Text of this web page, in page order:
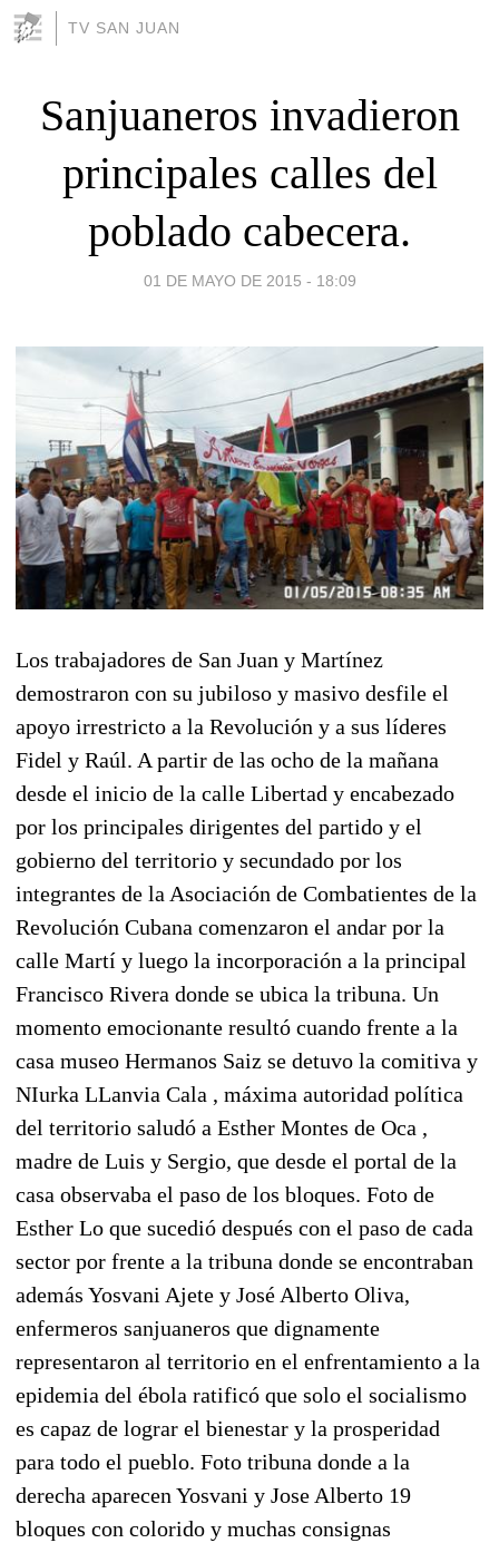
TV SAN JUAN
Sanjuaneros invadieron
principales calles del
poblado cabecera.
01 DE MAYO DE 2015 - 18:09
Los trabajadores de San Juan y Martínez
demostraron con su jubiloso y masivo desfile el
apoyo irrestricto a la Revolución y a sus líderes
Fidel y Raúl. A partir de las ocho de la mañana
desde el inicio de la calle Libertad y encabezado
por los principales dirigentes del partido y el
gobierno del territorio y secundado por los
integrantes de la Asociación de Combatientes de la
Revolución Cubana comenzaron el andar por la
calle Martí y luego la incorporación a la principal
Francisco Rivera donde se ubica la tribuna. Un
momento emocionante resultó cuando frente a la
casa museo Hermanos Saiz se detuvo la comitiva y
NIurka LLanvia Cala , máxima autoridad política
del territorio saludó a Esther Montes de Oca ,
madre de Luis y Sergio, que desde el portal de la
casa observaba el paso de los bloques. Foto de
Esther Lo que sucedió después con el paso de cada
sector por frente a la tribuna donde se encontraban
además Yosvani Ajete y José Alberto Oliva,
enfermeros sanjuaneros que dignamente
representaron al territorio en el enfrentamiento a la
epidemia del ébola ratificó que solo el socialismo
es capaz de lograr el bienestar y la prosperidad
para todo el pueblo. Foto tribuna donde a la
derecha aparecen Yosvani y Jose Alberto 19
bloques con colorido y muchas consignas